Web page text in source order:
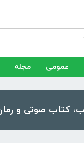
عمومی مجله